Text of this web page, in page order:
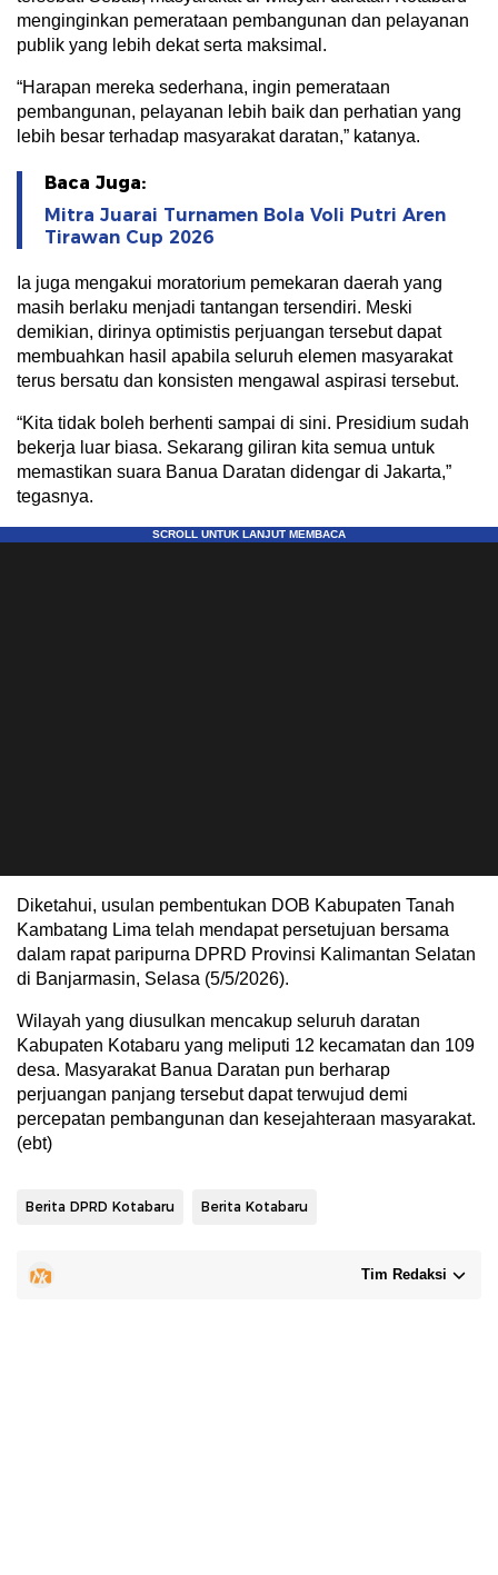
menginginkan pemerataan pembangunan dan pelayanan
publik yang lebih dekat serta maksimal.
“Harapan mereka sederhana, ingin pemerataan
pembangunan, pelayanan lebih baik dan perhatian yang
lebih besar terhadap masyarakat daratan,” katanya.
Baca Juga:
Mitra Juarai Turnamen Bola Voli Putri Aren
Tirawan Cup 2026
Ia juga mengakui moratorium pemekaran daerah yang
masih berlaku menjadi tantangan tersendiri. Meski
demikian, dirinya optimistis perjuangan tersebut dapat
membuahkan hasil apabila seluruh elemen masyarakat
terus bersatu dan konsisten mengawal aspirasi tersebut.
“Kita tidak boleh berhenti sampai di sini. Presidium sudah
bekerja luar biasa. Sekarang giliran kita semua untuk
memastikan suara Banua Daratan didengar di Jakarta,”
tegasnya.
Diketahui, usulan pembentukan DOB Kabupaten Tanah
Kambatang Lima telah mendapat persetujuan bersama
dalam rapat paripurna DPRD Provinsi Kalimantan Selatan
di Banjarmasin, Selasa (5/5/2026).
Wilayah yang diusulkan mencakup seluruh daratan
Kabupaten Kotabaru yang meliputi 12 kecamatan dan 109
desa. Masyarakat Banua Daratan pun berharap
perjuangan panjang tersebut dapat terwujud demi
percepatan pembangunan dan kesejahteraan masyarakat.
(ebt)
Berita DPRD Kotabaru Berita Kotabaru
Tim Redaksi